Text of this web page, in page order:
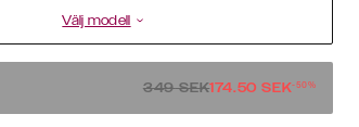
Välj modell
349SEK174.50 SEK-50%